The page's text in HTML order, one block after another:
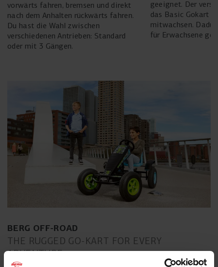
vorwärts fahren, bremsen und direkt
nach dem Anhalten rückwärts fahren.
Du hast die Wahl zwischen
verschiedenen Antrieben: Standard
oder mit 3 Gängen.
geeignet. Der
das Basic Gokart
mitwachsen.
für Erwachsene
BERG OFF-ROAD
THE RUGGED GO-KART FOR EVERY
ADVENTURE